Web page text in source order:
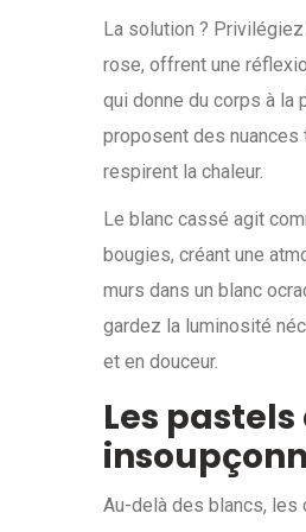
La solution ?
rose, offrent une
qui donne du corps à la
proposent des nuances
respirent la chaleur.
Le blanc cassé agit
bougies, créant une
murs dans un blanc
gardez la luminosité
et en douceur.
Les
Au-delà des blancs,